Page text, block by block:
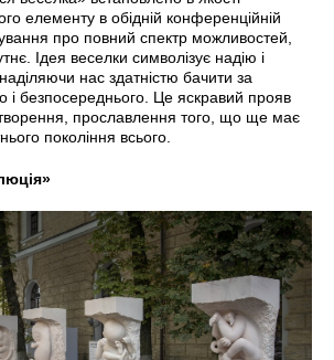
елементу в обідній конференційній
про повний спектр можливостей,
Ідея веселки символізує надію і
нас здатністю бачити за
і безпосереднього. Це яскравий прояв
творення, прославлення того, що ще має
покоління всього.